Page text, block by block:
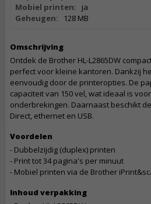
Mobiel printen:
ja
Geheugen:
128 MB
Omschrijving
Ontdek de Brother HL-L2865DW
perfect voor kleine kantoren. Dankzij
eenvoudig door de printeropties. De
capaciteit van 150 vel, wat ideaal is
onderbrekingen. Daarnaast beschikt
Direct, ethernet en USB.
Voordelen
- Dubbelzijdig (duplex) printen
- Print tot 34 pagina's per minuut
- Mobiel printen via de Brother
Inhoud verpakking